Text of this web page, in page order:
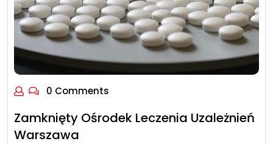
0 Comments
Zamknięty Ośrodek Leczenia Uzależnień
Warszawa